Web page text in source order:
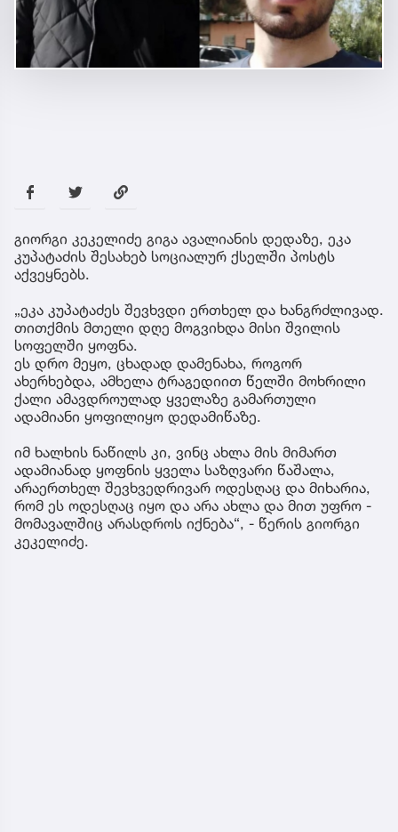
გიორგი კეკელიძე გიგა ავალიანის დედაზე, ეკა
კუპატაძის შესახებ სოციალურ ქსელში პოსტს
აქვეყნებს.
„ეკა კუპატაძეს შევხვდი ერთხელ და ხანგრძლივად.
თითქმის მთელი დღე მოგვიხდა მისი შვილის
სოფელში ყოფნა.
ეს დრო მეყო, ცხადად დამენახა, როგორ
ახერხებდა, ამხელა ტრაგედიით წელში მოხრილი
ქალი ამავდროულად ყველაზე გამართული
ადამიანი ყოფილიყო დედამიწაზე.
იმ ხალხის ნაწილს კი, ვინც ახლა მის მიმართ
ადამიანად ყოფნის ყველა საზღვარი წაშალა,
არაერთხელ შევხვედრივარ ოდესღაც და მიხარია,
რომ ეს ოდესღაც იყო და არა ახლა და მით უფრო -
მომავალშიც არასდროს იქნება“, - წერის გიორგი
კეკელიძე.